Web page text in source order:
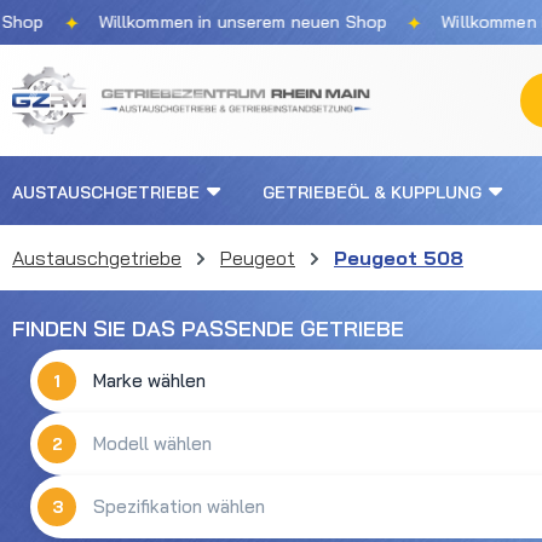
Hauptinhalt springen
Zur Suche springen
Zur Hauptnavigation springen
✦ Willkommen in unserem neuen Shop ✦ Willkommen in
AUSTAUSCHGETRIEBE GETRIEBEÖL & KUPPLUNG
Austauschgetriebe Peugeot Peugeot 508
FINDEN SIE DAS PASSENDE GETRIEBE
1
2
3